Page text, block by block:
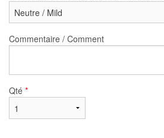
Commentaire / Comment
Qté *